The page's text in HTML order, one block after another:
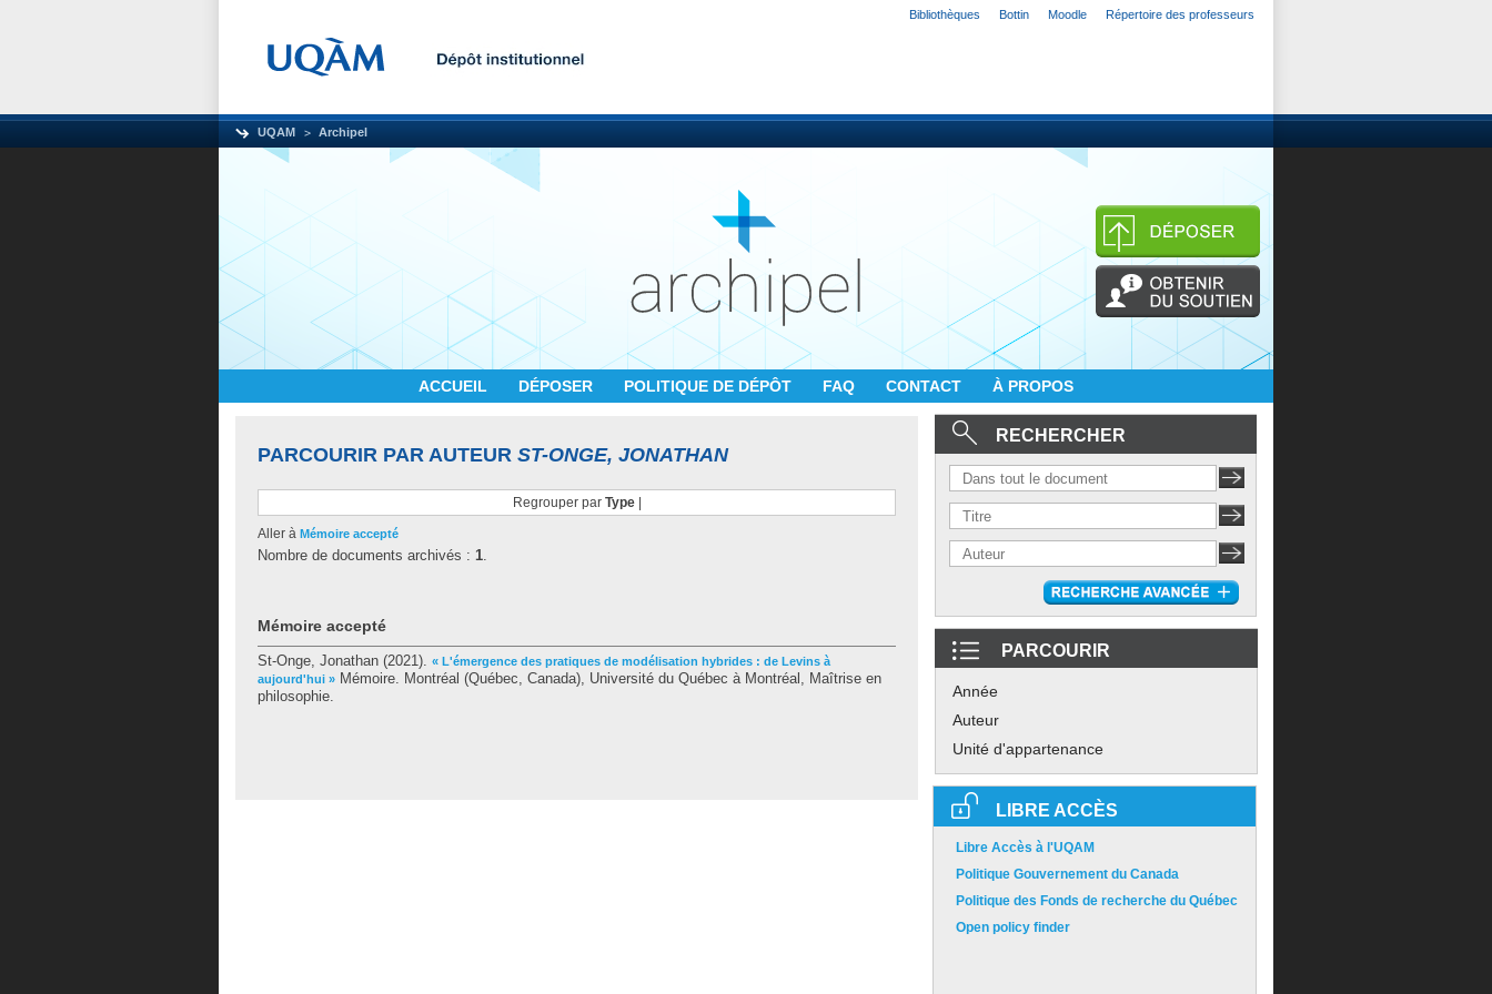
Bibliothèques Bottin Moodle Répertoire des professeurs
UQAM Archipel
ACCUEIL DÉPOSER POLITIQUE DE DÉPÔT FAQ CONTACT À PROPOS
PARCOURIR PAR AUTEUR ST-ONGE, JONATHAN
Regrouper par Type|
Aller à Mémoire accepté
Nombre de documents archivés : 1.
Mémoire accepté
St-Onge, Jonathan (2021). « L'émergence des pratiques de modélisation hybrides : de Levins à
aujourd'hui » Mémoire. Montréal (Québec, Canada), Université du Québec à Montréal, Maîtrise en
philosophie.
RECHERCHER
PARCOURIR
Année
Auteur
Unité d'appartenance
LIBRE ACCÈS
Libre Accès à l'UQAM
Politique Gouvernement du Canada
Politique des Fonds de recherche du Québec
Open policy finder